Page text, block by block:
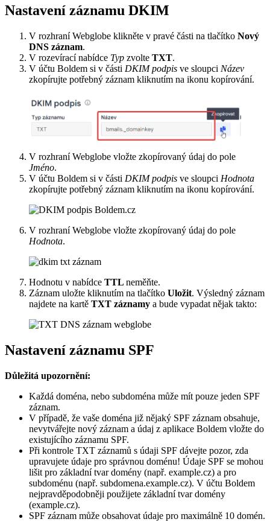
Nastavení záznamu DKIM
V rozhraní Webglobe klikněte v pravé části na tlačítko Nový
DNS záznam.
V rozevírací nabídce Typ zvolte TXT.
V účtu Boldem si v části DKIM podpis ve sloupci Název
zkopírujte potřebný záznam kliknutím na ikonu kopírování.
V rozhraní Webglobe vložte zkopírovaný údaj do pole
Jméno.
V účtu Boldem si v části DKIM podpis ve sloupci Hodnota
zkopírujte potřebný záznam kliknutím na ikonu kopírování.
V rozhraní Webglobe vložte zkopírovaný údaj do pole
Hodnota.
Hodnotu v nabídce TTL neměňte.
Záznam uložte kliknutím na tlačítko Uložit. Výsledný záznam
najdete na kartě TXT záznamy a bude vypadat nějak takto:
Nastavení záznamu SPF
Důležitá upozornění:
Každá doména, nebo subdoména může mít pouze jeden SPF
záznam.
V případě, že vaše doména již nějaký SPF záznam obsahuje,
nevytvářejte nový záznam a údaj z aplikace Boldem vložte do
existujícího záznamu SPF.
Při kontrole TXT záznamů s údaji SPF dávejte pozor, zda
upravujete údaje pro správnou doménu! Údaje SPF se mohou
lišit pro základní tvar domény (např. example.cz) a pro
subdoménu (např. subdomena.example.cz). V účtu Boldem
nejpravděpodobněji použijete základní tvar domény
(example.cz).
SPF záznam může obsahovat údaje pro maximálně 10 domén.